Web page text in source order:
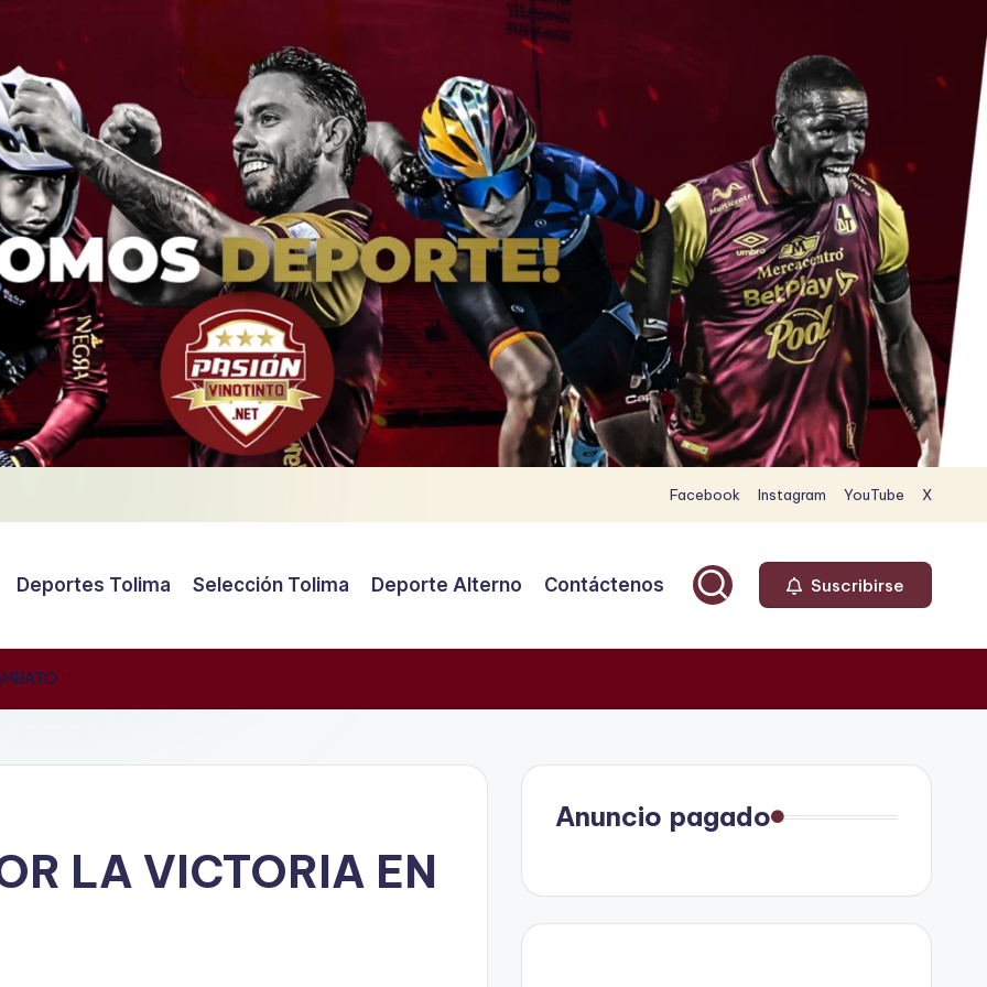
Facebook Instagram YouTube X
Deportes Tolima Selección Tolima Deporte Alterno Contáctenos Suscribirse
LA VICTORIA EN
Anuncio pagado